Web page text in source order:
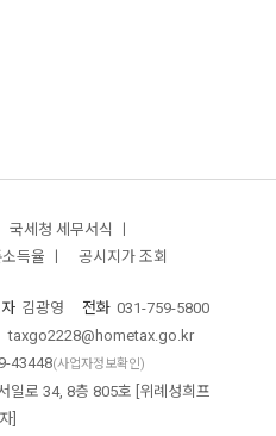
국세청 세무서식 ㅣ
득율 ㅣ
공시지가 조회
김광영 전화 031-759-5800
taxgo2228@hometax.go.kr
43448(사업자정보확인)
일로 34, 8층 805호 [위례성희프
]